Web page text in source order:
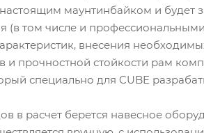
маунтинбайком и будет
(в том числе и
внесения
и прочностной стойкости рам
специально для CUBE
в расчет берется навесное